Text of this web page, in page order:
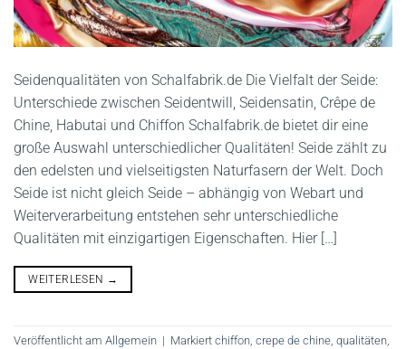
Seidenqualitäten von Schalfabrik.de Die Vielfalt der Seide:
Unterschiede zwischen Seidentwill, Seidensatin, Crêpe de
Chine, Habutai und Chiffon Schalfabrik.de bietet dir eine
große Auswahl unterschiedlicher Qualitäten! Seide zählt zu
den edelsten und vielseitigsten Naturfasern der Welt. Doch
Seide ist nicht gleich Seide – abhängig von Webart und
Weiterverarbeitung entstehen sehr unterschiedliche
Qualitäten mit einzigartigen Eigenschaften. Hier […]
WEITERLESEN →
Veröffentlicht am Allgemein | Markiert chiffon, crepe de chine, qualitäten,